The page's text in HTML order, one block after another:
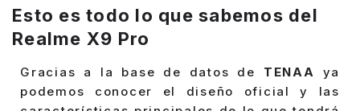
Esto es todo lo que sabemos del
Realme X9 Pro
Gracias a la base de datos de TENAA ya
podemos conocer el diseño oficial y las